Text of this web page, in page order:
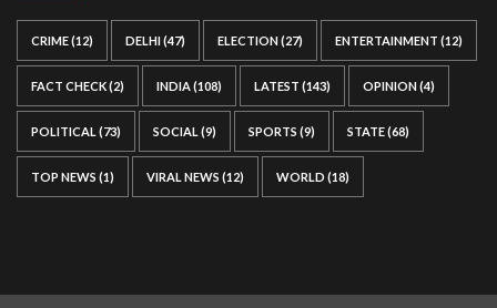
CRIME(12) DELHI(47) ELECTION(27) ENTERTAINMENT (12)
FACT CHECK(2) INDIA(108) LATEST (143) OPINION(4)
POLITICAL (73) SOCIAL (9) SPORTS (9) STATE(68)
TOP NEWS (1) VIRAL NEWS (12) WORLD (18)